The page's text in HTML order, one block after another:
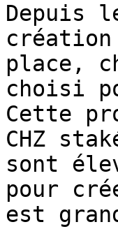
Depuis
place,
choisi
Cette
CHZ
sont
pour
est